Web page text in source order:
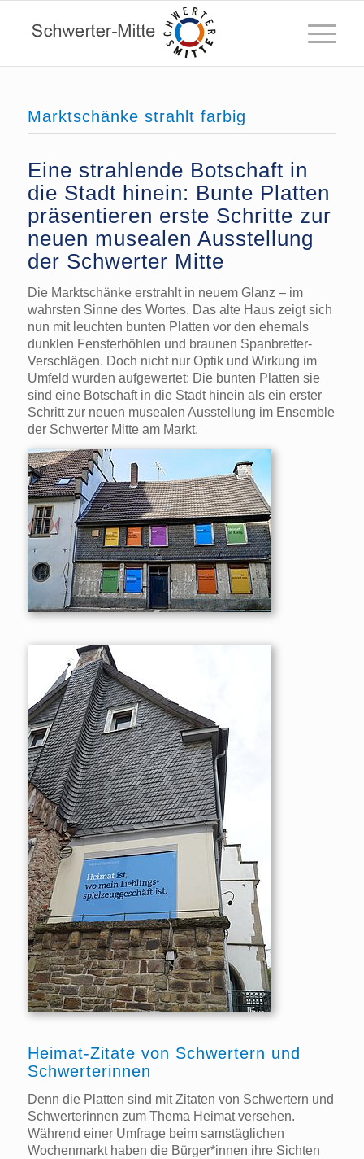
Marktschänke strahlt farbig
Eine strahlende Botschaft in
die Stadt hinein: Bunte Platten
präsentieren erste Schritte zur
neuen musealen Ausstellung
der Schwerter Mitte
Die Marktschänke erstrahlt in neuem Glanz – im
wahrsten Sinne des Wortes. Das alte Haus zeigt sich
nun mit leuchten bunten Platten vor den ehemals
dunklen Fensterhöhlen und braunen Spanbretter-
Verschlägen. Doch nicht nur Optik und Wirkung im
Umfeld wurden aufgewertet: Die bunten Platten sie
sind eine Botschaft in die Stadt hinein als ein erster
Schritt zur neuen musealen Ausstellung im Ensemble
der Schwerter Mitte am Markt.
Heimat-Zitate von Schwertern und
Schwerterinnen
Denn die Platten sind mit Zitaten von Schwertern und
Schwerterinnen zum Thema Heimat versehen.
Während einer Umfrage beim samstäglichen
Wochenmarkt haben die Bürger*innen ihre Sichten